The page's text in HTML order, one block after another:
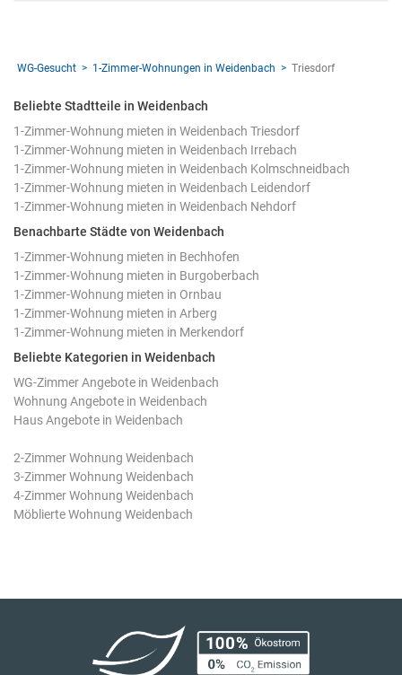
WG-Gesucht 1-Zimmer-Wohnungen in Weidenbach Triesdorf
Beliebte Stadtteile in Weidenbach
1-Zimmer-Wohnung mieten in Weidenbach Triesdorf
1-Zimmer-Wohnung mieten in Weidenbach Irrebach
1-Zimmer-Wohnung mieten in Weidenbach Kolmschneidbach
1-Zimmer-Wohnung mieten in Weidenbach Leidendorf
1-Zimmer-Wohnung mieten in Weidenbach Nehdorf
Benachbarte Städte von Weidenbach
1-Zimmer-Wohnung mieten in Bechhofen
1-Zimmer-Wohnung mieten in Burgoberbach
1-Zimmer-Wohnung mieten in Ornbau
1-Zimmer-Wohnung mieten in Arberg
1-Zimmer-Wohnung mieten in Merkendorf
Beliebte Kategorien in Weidenbach
WG-Zimmer Angebote in Weidenbach
Wohnung Angebote in Weidenbach
Haus Angebote in Weidenbach
2-Zimmer Wohnung Weidenbach
3-Zimmer Wohnung Weidenbach
4-Zimmer Wohnung Weidenbach
Möblierte Wohnung Weidenbach